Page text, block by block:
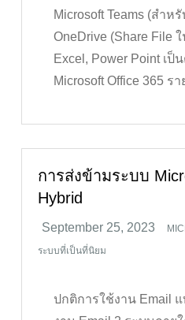
Microsoft Teams (สำห
OneDrive (Share File
Excel, Power Point เป็
Microsoft Office 365 ร
การส่งข้ามระบบ
Hybrid
ระบบที่เป็นที่นิยม
ปกติการใช้งาน Email